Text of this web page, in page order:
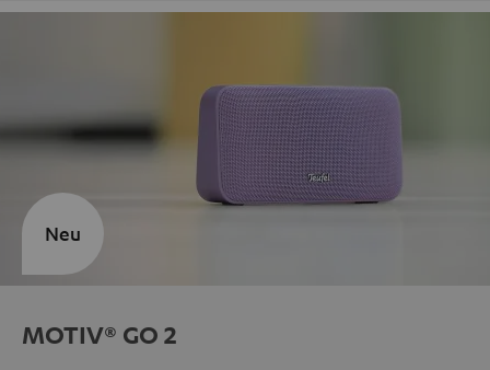
MOTIV® GO 2
Neu